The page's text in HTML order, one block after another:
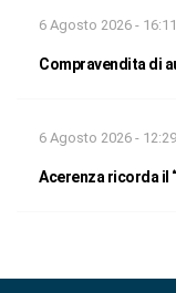
6 Agosto 2026 - 16:11
Compravendita di
6 Agosto 2026 - 12:29
Acerenza ricorda il